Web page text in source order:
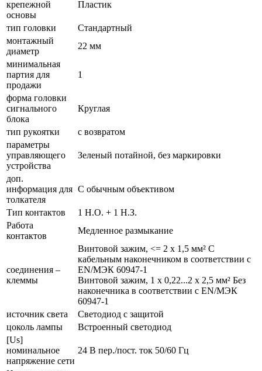
крепежной
основы
Пластик
тип головки
Стандартный
монтажный
диаметр
22 мм
минимальная
партия для
продажи
1
форма головки
сигнального
блока
Круглая
тип рукоятки
с возвратом
параметры
управляющего
устройства
Зеленый потайной, без маркировки
доп.
информация для
толкателя
С обычным объективом
Тип контактов
1 Н.О. + 1 Н.З.
Работа
контактов
Медленное размыкание
соединения –
клеммы
Винтовой зажим, <= 2 x 1,5 мм² С
кабельным наконечником в соответствии с
EN/МЭК 60947-1
Винтовой зажим, 1 x 0,22...2 x 2,5 мм² Без
наконечника в соответствии с EN/МЭК
60947-1
источник света
Светодиод с защитой
цоколь лампы
Встроенный светодиод
[Us]
номинальное
напряжение сети
24 В пер./пост. ток 50/60 Гц